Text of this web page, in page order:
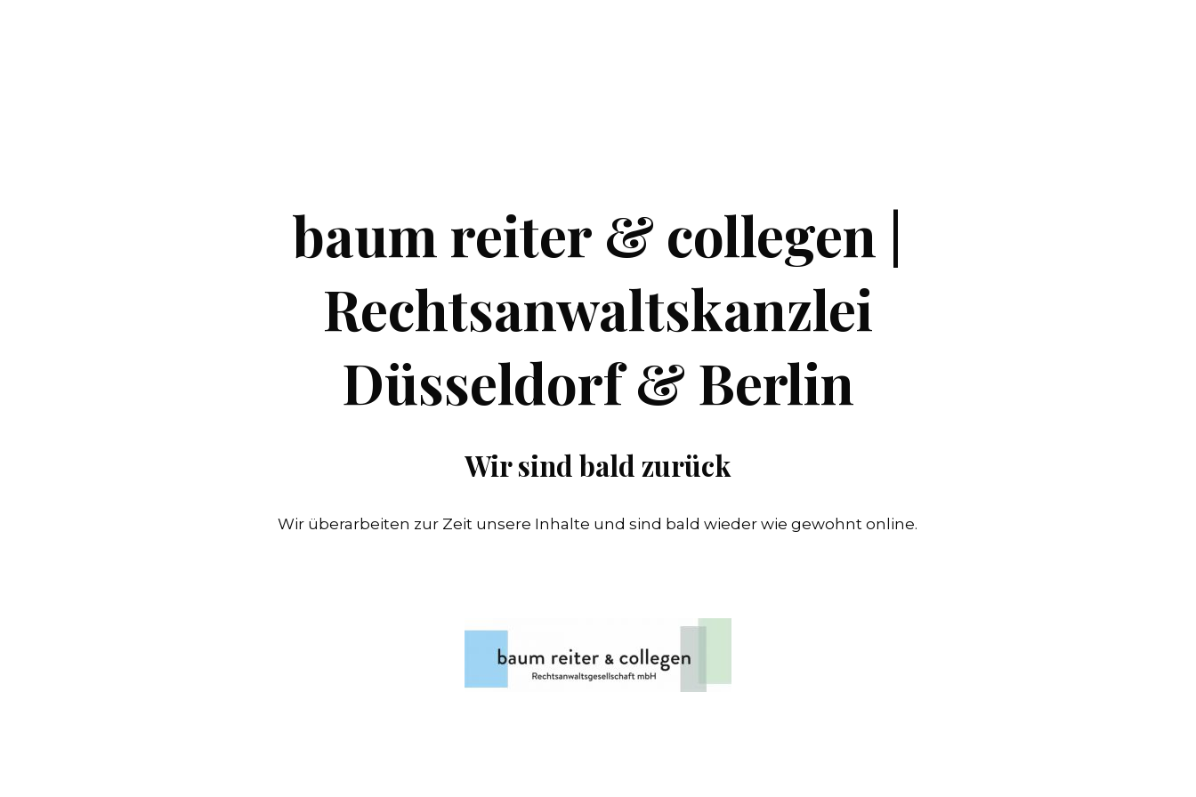
baum reiter & collegen |
Rechtsanwaltskanzlei
Düsseldorf & Berlin
Wir sind bald zurück
Wir überarbeiten zur Zeit unsere Inhalte und sind bald wieder wie gewohnt online.